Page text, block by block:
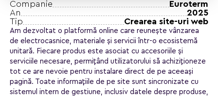
Companie
Euroterm
An
2025
Tip
Crearea site-uri web
Am dezvoltat o platformă online care reunește vânzarea
de electrocasnice, materiale și servicii într-o ecosistemă
unitară. Fiecare produs este asociat cu accesoriile și
serviciile necesare, permițând utilizatorului să achiziționeze
tot ce are nevoie pentru instalare direct de pe aceeași
pagină. Toate informațiile de pe site sunt sincronizate cu
sistemul intern de gestiune, inclusiv datele despre produse,